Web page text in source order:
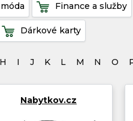
Finance a služby
Dárkové karty
H I J K L M N O
Nabytkov.cz